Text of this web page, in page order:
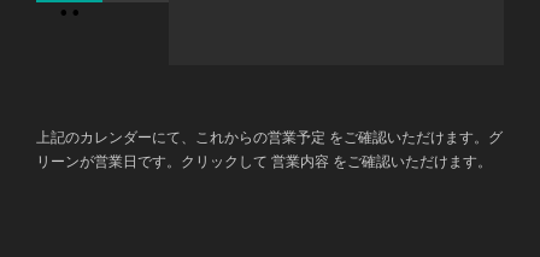
• •
上記のカレンダーにて、これからの営業予定 をご確認いただけます。グ
リーンが営業日です。クリックして 営業内容 をご確認いただけます。